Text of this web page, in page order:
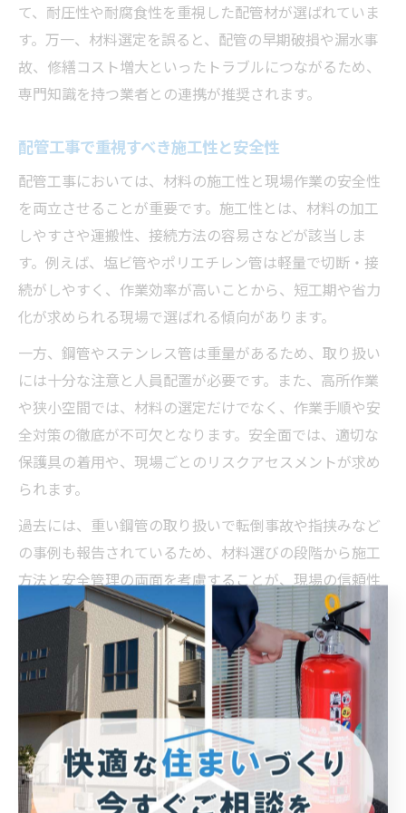
て、耐圧性や耐腐食性を重視した配管材が選ばれていま
す。万一、材料選定を誤ると、配管の早期破損や漏水事
故、修繕コスト増大といったトラブルにつながるため、
専門知識を持つ業者との連携が推奨されます。
配管工事で重視すべき施工性と安全性
配管工事においては、材料の施工性と現場作業の安全性
を両立させることが重要です。施工性とは、材料の加工
しやすさや運搬性、接続方法の容易さなどが該当しま
す。例えば、塩ビ管やポリエチレン管は軽量で切断・接
続がしやすく、作業効率が高いことから、短工期や省力
化が求められる現場で選ばれる傾向があります。
一方、鋼管やステンレス管は重量があるため、取り扱い
には十分な注意と人員配置が必要です。また、高所作業
や狭小空間では、材料の選定だけでなく、作業手順や安
全対策の徹底が不可欠となります。安全面では、適切な
保護具の着用や、現場ごとのリスクアセスメントが求め
られます。
過去には、重い鋼管の取り扱いで転倒事故や指挟みなど
の事例も報告されているため、材料選びの段階から施工
方法と安全管理の両面を考慮することが、現場の信頼性
向上と事故防止に直結します。
水回り配管工事での材料選択の極意
水回り配管工事では、衛生性と耐久性を両立した材料選
びが求められます。代表的な材料としては、塩ビ管（VP
管、VU管）、ステンレス管、ポリエチレン管が挙げら
れ、それぞれ用途や設置環境に応じて使い分けられま
す。特に飲料水配管には、耐腐食性が高く衛生的なステ